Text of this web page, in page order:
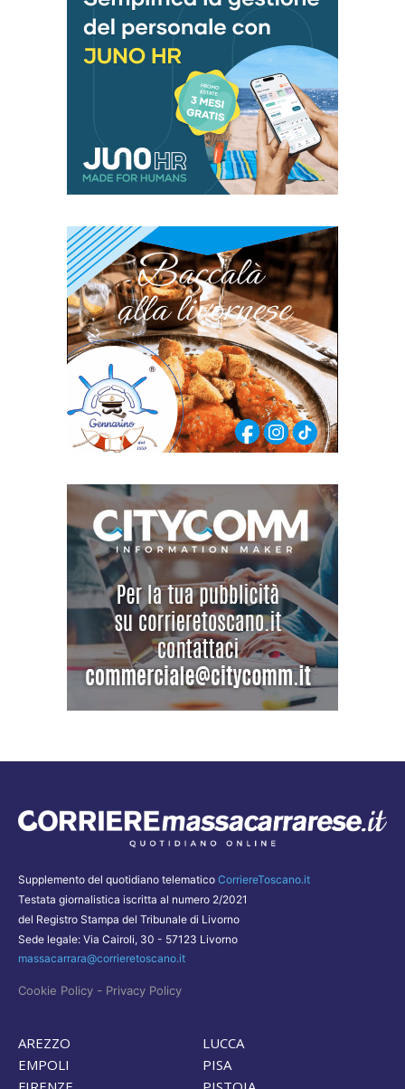
Supplemento del quotidiano telematico CorriereToscano.it
Testata giornalistica iscritta al numero 2/2021
del Registro Stampa del Tribunale di Livorno
Sede legale: Via Cairoli, 30 - 57123 Livorno
massacarrara@corrieretoscano.it
Cookie Policy - Privacy Policy
AREZZO
EMPOLI
LUCCA
PISA